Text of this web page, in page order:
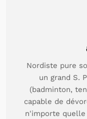
Nordiste pure
un grand S.
(badminton,
capable de
n'importe